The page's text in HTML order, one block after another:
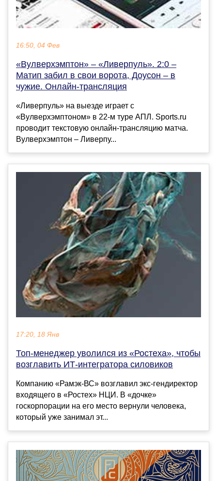
16:50, 04 Фев
«Вулверхэмптон» – «Ливерпуль». 2:0 –
Матип забил в свои ворота, Доусон – в
чужие. Онлайн-трансляция
«Ливерпуль» на выезде играет с
«Вулверхэмптоном» в 22-м туре АПЛ. Sports.ru
проводит текстовую онлайн-трансляцию матча.
Вулверхэмптон – Ливерпу...
17:20, 18 Янв
Топ-менеджер уволился из «Ростеха», чтобы
возглавить ИТ-интегратора силовиков
Компанию «Рамэк-ВС» возглавил экс-гендиректор
входящего в «Ростех» НЦИ. В «дочке»
госкорпорации на его место вернули человека,
который уже занимал эт...